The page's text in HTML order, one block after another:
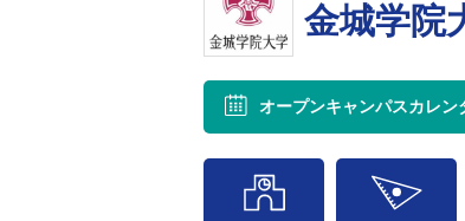
金城学院
オープンキャンパスカレン